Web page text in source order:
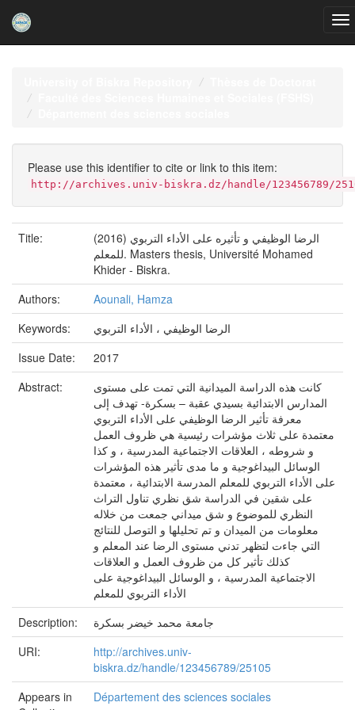
Please use this identifier to cite or link to this item:
http://archives.univ-biskra.dz/handle/123456789/
Title:
(2016) الرضا الوظيفي و تأثيره على الأداء التربوي
للمعلم. Masters thesis, Université Mohamed
Khider - Biskra.
Authors:
Aounali, Hamza
Keywords:
الرضا الوظيفي ، الأداء التربوي
Issue Date:
2017
Abstract:
كانت هذه الدراسة الميدانية التي تمت على مستوى
المدارس الابتدائية بسيدي عقبة – بسكرة- تهدف إلى
معرفة تأثير الرضا الوظيفي على الأداء التربوي
معتمدة على ثلاث مؤشرات رئيسية هي ظروف العمل
و شروطه ، العلاقات الاجتماعية المدرسية ، و كذا
الوسائل البيداغوجية و ما مدى تأثير هذه المؤشرات
على الأداء التربوي للمعلم المدرسة الابتدائية ، معتمدة
على شقين في الدراسة شق نظري تناول التراث
النظري للموضوع و شق ميداني جمعت من خلاله
معلومات من الميدان و تم تحليلها و التوصل للنتائج
التي جاءت لتظهر تدني مستوى الرضا عند المعلم و
كذلك تأثير كل من ظروف العمل و العلاقات
الاجتماعية المدرسية ، و الوسائل البيداغوجية على
الأداء التربوي للمعلم
Description:
جامعة محمد خيضر بسكرة
URI:
http://archives.univ-
biskra.dz/handle/123456789/25105
Appears in
Département des sciences sociales